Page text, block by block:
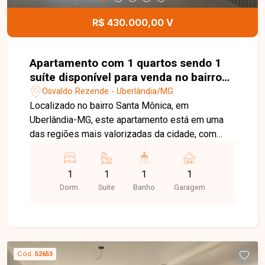
todos os detalhes deste empreendimento.
R$ 430.000,00 V
Apartamento com 1 quartos sendo 1
suíte disponível para venda no bairro
Santa Mônica em Uberlândia-MG
Osvaldo Rezende - Uberlândia/MG
Localizado no bairro Santa Mônica, em
Uberlândia-MG, este apartamento está em uma
das regiões mais valorizadas da cidade, com
principais avenidas. Além disso, está próximo a
universidades, supermercados, farmácias,
restaurantes, escolas e diversos comércios e
social, varanda gourmet com churrasqueira a gás,
infraestrutura com 02 pontos para instalação de
1
Dorm.
1
Suite
1
Banho
1
Garagem
Cód. 52653